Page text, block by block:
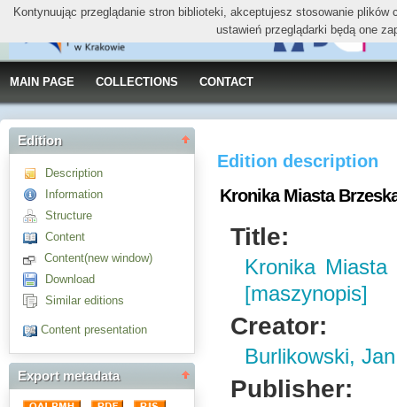
MAIN PAGE COLLECTIONS CONTACT
Edition
Description
Information
Structure
Content
Content(new window)
Download
Similar editions
Content presentation
Export metadata
Edition description
Kronika Miasta
Title:
Kronika
[maszynopis]
Creator:
Burlikowski,
Publisher:
Kontynuując przeglądanie stron biblioteki, akceptujesz stosowanie
ustawień przeglądarki będą one